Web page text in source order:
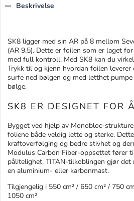
Beskrivelse
SK8 ligger med sin AR på 8 mellom
(AR 9,5). Dette er foilen som er laget
med full kontroll. Med SK8 kan du
Trykk til og kjenn hvordan foilen leverer
surfe ned bølgen og med letthet
bølge.
SK8 ER DESIGNET FOR
Bygget ved hjelp av Monobloc-
foliene både veldig lette og sterke.
kraftoverfølging og bedre stivhet og
Modulus Carbon Fiber-oppsettet fører
pålitelighet. TITAN-tilkoblingen gjør
en aluminium- eller karbonmast.
Tilgjengelig i 550 cm² / 650 cm² / 750
1050 cm²